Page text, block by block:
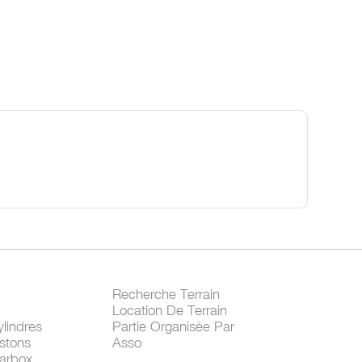
Recherche Terrain
Location De Terrain
Partie Organisée Par
Asso